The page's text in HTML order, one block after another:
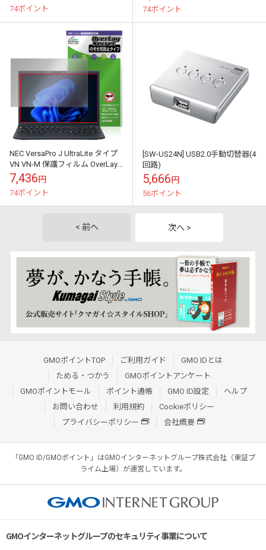
74ポイント 74ポイント
NEC VersaPro J UltraLite タイプ
VN VN-M 保護フィルム OverLay
Secret for ノート...
7,436円
74ポイント
[SW-US24N] USB2.0手動切替器(4
回路)
5,666円
56ポイント
< 前へ 次へ >
GMOポイントTOP ご利用ガイド
GMO IDとは
ためる・つかう
GMOポイントアンケート
GMOポイントモール
ポイント通帳 GMO ID設定
ヘルプ
お問い合わせ
利用規約
Cookieポリシー
プライバシーポリシー
会社概要
「GMO ID/GMOポイント」はGMOインターネットグループ株式会社（東証プ
ライム上場）が運営しています。
GMOインターネットグループのセキュリティ事業について